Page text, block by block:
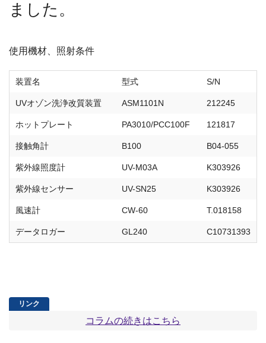
ました。
使用機材、照射条件
装置名 型式 S/N
UVオゾン洗浄改質装置 ASM1101N 212245
ホットプレート PA3010/PCC100F 121817
接触角計 B100 B04-055
紫外線照度計 UV-M03A K303926
紫外線センサー UV-SN25 K303926
風速計 CW-60 T.018158
データロガー GL240 C10731393
コラムの続きはこちら